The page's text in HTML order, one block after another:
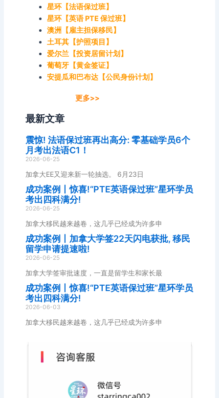
星环【法语保过班】
星环【英语 PTE 保过班】
澳洲【雇主担保移民】
土耳其【护照项目】
爱尔兰【投资居留计划】
葡萄牙【黄金签证】
安提瓜和巴布达【公民身份计划】
更多>>
最新文章
震惊! 法语保过班再出高分: 零基础学员6个
月考出法语C1！
2026-06-25
加拿大EE又迎来新一轮抽选。 6月23日
成功案例丨惊喜!“PTE英语保过班”星环学员
考出四科满分!
2026-06-25
加拿大移民越来越卷，这几乎已经成为许多申
成功案例丨加拿大学签22天闪电获批, 移民
留学申请提速啦!
2026-06-25
加拿大学签审批速度，一直是留学生和家长最
成功案例丨惊喜!“PTE英语保过班”星环学员
考出四科满分!
2026-06-03
加拿大移民越来越卷，这几乎已经成为许多申